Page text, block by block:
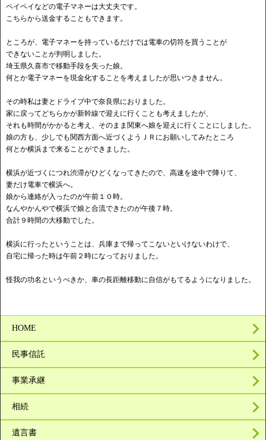
ペイペイなどの電子マネーは大丈夫です。
こちらから送金することもできます。
ところが、電子マネーを持っているだけでは電車の切符を買うことが
できないことが判明しました。
埼玉県久喜市で移動手段を失った娘。
何とか電子マネーを現金化することを考えましたが思いつきません。
その時私は妻とドライブ中で奈良県におりました。
家に戻ってどちらかが新幹線で迎えに行くことも考えましたが、
それも時間がかかると考え、そのまま関東へ娘を迎えに行くことにしました。
娘の方も、少しでも関西方面へ近づくようＪＲにお願いしてみたところ
何とか横浜まで来ることができました。
横浜が近づくにつれ渋滞がひどくなってきたので、高速を途中で降りて、
妻だけ電車で横浜へ。
娘から連絡が入ったのが午前１０時。
なんやかんやで横浜で娘と合流できたのが午後７時。
合計９時間の大移動でした。
横浜に行ったということは、兵庫まで帰ってこないといけないわけで、
自宅に帰った時は午前２時になっておりました。
怪我の功名というべきか、車の長距離移動に自信がもてるようになりました。
HOME
民事信託
事業承継
相続
遺言書